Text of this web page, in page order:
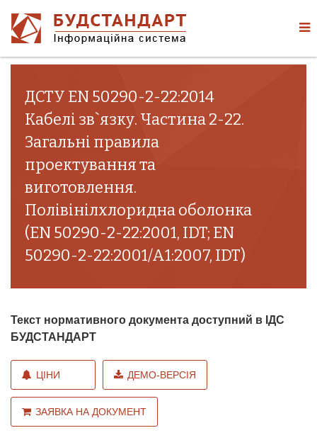
ДСТУ EN 50290-2-22:2014
Кабелі зв`язку. Частина 2-22.
Загальні правила
проектування та
виготовлення.
Полівінілхлоридна оболонка
(EN 50290-2-22:2001, IDT; EN
50290-2-22:2001/A1:2007, IDT)
Текст нормативного документа доступний в ІДС
БУДСТАНДАРТ
ЦІНИ ДЕМО-ВЕРСІЯ
ЗАЯВКА НА ДОКУМЕНТ